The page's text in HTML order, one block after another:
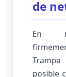
de
En
posible